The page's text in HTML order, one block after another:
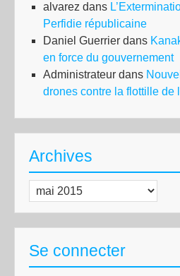
alvarez dans
Perfidie républicaine
Daniel Guerrier dans
en force du gouvernement
Administrateur dans
drones contre la flottille de
Archives
Archives
Se connecter